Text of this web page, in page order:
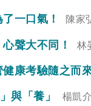
一口氣！
陳家
聲大不同！
林
康考驗隨之而
與「養」
楊凱